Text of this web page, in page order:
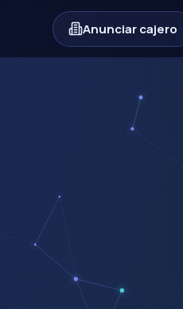
Anunciar cajero